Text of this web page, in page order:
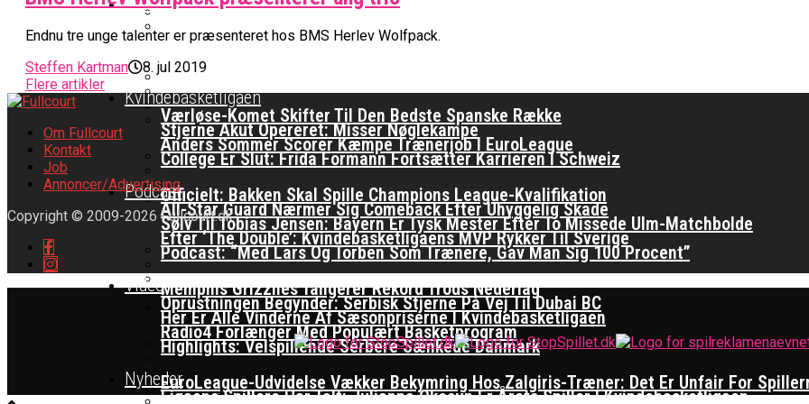
Nu Står Det Klart: Den Dag Starter Basketligaen
Værløse-Komet Skifter Til Den Bedste Spanske Række
Officielt: Bakken Skal Spille Champions League-Kvalifikation
Miami Heat Smider Skandaleramt Spiller På Porten
Stjerne Akut Opereret: Misser Nøglekampe
All-Star Guard Nærmer Sig Comeback Efter Uhyggelig Skade
Memphis Grizzlies Tangerer Rekord Trods Nederlag
Danskerne Imponerede Torsdag Aften I EuroLeague
Anders Sommer Scorer Kæmpe Trænerjob I EuroLeague
Sølv Til Tobias Jensen: Bayern Er Tysk Mester Efter To Missede Ulm-Matchbolde
Oprustningen Begynder: Serbisk Stjerne På Vej Til Dubai BC
EuroLeague-Udvidelse Vækker Bekymring Hos Zalgiris-Træner: Det Er Unfair For
Kvindebasketligaen
College Er Slut: Frida Formann Fortsætter Karrieren I Schweiz
Efter ‘The Double’: Kvindebasketligaens MVP Rykker Til Sverige
Her Er Alle Vinderne Af Sæsonpriserne I Kvindebasketligaen
Ligaens Spillere Har Talt: Julianna Okosun Er Årets Spiller I Kvindebasketligaen
Podcast
Podcast: “Med Lars Og Torben Som Trænere, Gav Man Sig 100 Procent”
Radio4 Forlænger Med Populært Basketprogram
Video
Highlights: Velspillende Serbere Sænkede Danmark
Nyheder
Endnu tre unge talenter er præsenteret hos BMS Herlev Wolfpack.
Steffen Kartman
8. jul 2019
Flere artikler
Om Fullcourt
Kontakt
Job
Annoncer/Advertising
Copyright © 2009-2026 Fullcourt.dk